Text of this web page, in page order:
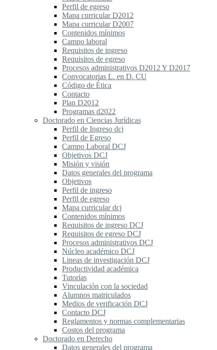
Perfil de egreso
Mapa curricular D2012
Mapa curricular D2007
Contenidos mínimos
Campo laboral
Requisitos de ingreso
Requisitos de egreso
Procesos administrativos D2012 Y D2017
Convocatorias L. en D. CU
Código de Ética
Contacto
Plan D2012
Programas d2022
Doctorado en Ciencias Jurídicas
Perfil de Ingreso dcj
Perfil de Egreso
Campo Laboral DCJ
Objetivos DCJ
Misión y visión
Datos generales del programa
Objetivos
Perfil de ingreso
Perfil de egreso
Mapa curricular dcj
Contenidos mínimos
Requisitos de ingreso DCJ
Requisitos de egreso DCJ
Procesos administrativos DCJ
Núcleo académico DCJ
Lineas de investigación DCJ
Productividad académica
Tutorías
Vinculación con la sociedad
Alumnos matriculados
Medios de verificación DCJ
Contacto DCJ
Reglamentos y normas complementarias
Costos del programa
Doctorado en Derecho
Datos generales del programa